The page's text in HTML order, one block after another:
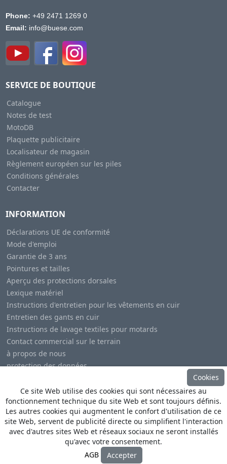
Phone: +49 2471 1269 0
Email: info@buese.com
SERVICE DE BOUTIQUE
Catalogue
Notes de test
MotoDB
Plaquette publicitaire
Localisateur de magasin
Règlement européen sur les piles
Conditions générales
Contacter
INFORMATION
Déclarations UE de conformité
Mode d'emploi
Garantie de 3 ans
Pointures et tailles
Aperçu des protections dorsales
Lexique matériel
Instructions d'entretien pour les vêtements en cuir
Entretien des gants en cuir
Instructions de lavage textiles pour motards
Contact commercial sur le terrain
à propos de nous
protection des données
© CopyrightHeino Büse MX Import GmbH. All Rights
Reserved
Cookies
Ce site Web utilise des cookies qui sont nécessaires au
fonctionnement technique du site Web et sont toujours définis.
Les autres cookies qui augmentent le confort d'utilisation de ce
site Web, servent de publicité directe ou simplifient l'interaction
avec d'autres sites Web et réseaux sociaux ne seront installés
qu'avec votre consentement.
AGB
Accepter